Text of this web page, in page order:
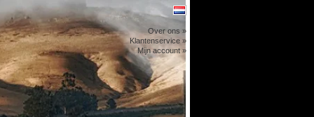
Over ons »
Klantenservice »
Mijn account »